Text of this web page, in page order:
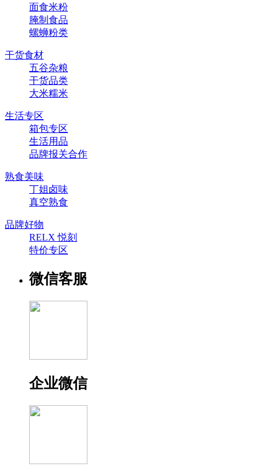
面食米粉
腌制食品
螺蛳粉类
干货食材
五谷杂粮
干货品类
大米糯米
生活专区
箱包专区
生活用品
品牌报关合作
熟食美味
丁姐卤味
真空熟食
品牌好物
RELX 悦刻
特价专区
微信客服
企业微信